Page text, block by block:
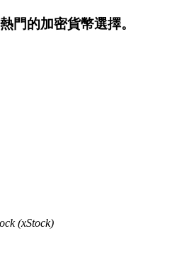
安全的服務
門的加密貨幣選擇。
(xStock)